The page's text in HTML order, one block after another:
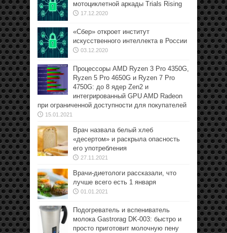
мотоциклетной аркады Trials Rising
17.12.2020
«Сбер» откроет институт
искусственного интеллекта в России
03.12.2020
Процессоры AMD Ryzen 3 Pro 4350G,
Ryzen 5 Pro 4650G и Ryzen 7 Pro
4750G: до 8 ядер Zen2 и
интегрированный GPU AMD Radeon
при ограниченной доступности для покупателей
15.01.2021
Врач назвала белый хлеб
«десертом» и раскрыла опасность
его употребления
27.11.2021
Врачи-диетологи рассказали, что
лучше всего есть 1 января
01.01.2021
Подогреватель и вспениватель
молока Gastrorag DK-003: быстро и
просто приготовит молочную пену